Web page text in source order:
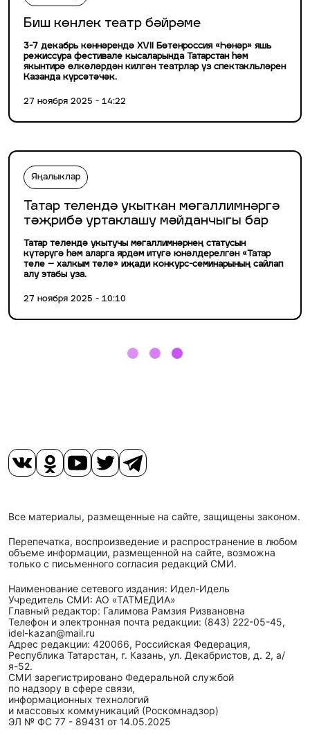
Биш көнлек театр бәйрәме
3-7 декабрь көннәрендә XVII Бөтенроссия «Һөнәр» яшь
режиссура фестивале кысаларында Татарстан һәм
якынтирә өлкәләрдән килгән театрлар үз спектакльләрен
Казанда күрсәтәчәк.
27 ноября 2025 - 14:22
Яңалыклар
Татар телендә укыткан мөгаллимнәргә
тәҗрибә уртаклашу мәйданчыгы бар
Татар телендә укытучы мөгаллимнәрнең статусын
күтәрүгә һәм аларга ярдәм итүгә юнәлдерелгән «Татар
теле – халкым теле» иҗади конкурс-семинарының сайлап
алу этабы уза.
27 ноября 2025 - 10:10
Все материалы, размещенные на сайте, защищены законом.
Перепечатка, воспроизведение и распространение в любом
объеме информации, размещенной на сайте, возможна
только с письменного согласия редакций СМИ.
Наименование сетевого издания: Идел-Идель
Учредитель СМИ: АО «ТАТМЕДИА»
Главный редактор: Галимова Рамзия Ризвановна
Телефон и электронная почта редакции: (843) 222-05-45,
idel-kazan@mail.ru
Адрес редакции: 420066, Российская Федерация,
Республика Татарстан, г. Казань, ул. Декабристов, д. 2, а/
я-52.
СМИ зарегистрировано Федеральной службой
по надзору в сфере связи,
информационных технологий
и массовых коммуникаций (Роскомнадзор)
ЭЛ № ФС 77 - 89431 от 14.05.2025